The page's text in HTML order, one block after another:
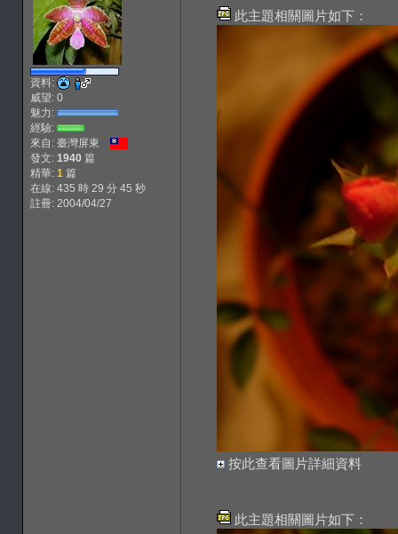
資料:
威望: 0
魅力:
經驗:
來自: 臺灣屏東
發文: 1940 篇
精華: 1篇
在線: 435 時 29 分 45 秒
註冊: 2004/04/27
此主題相關圖片如下：
按此查看圖片詳細資料
此主題相關圖片如下：